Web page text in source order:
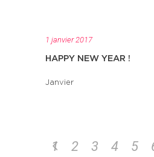
1 janvier 2017
HAPPY NEW YEAR !
Janvier
1 2 3 4 5